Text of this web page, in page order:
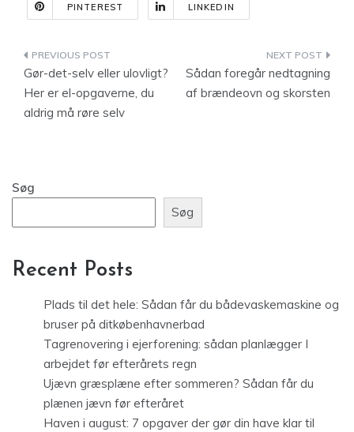
PINTEREST LINKEDIN
Indlægsnavigation
Gør-det-selv eller ulovligt?
Her er el-opgaverne, du
aldrig må røre selv
Sådan foregår nedtagning
af brændeovn og skorsten
Søg
Søg
Recent Posts
Plads til det hele: Sådan får du bådevaskemaskine og
bruser på ditkøbenhavnerbad
Tagrenovering i ejerforening: sådan planlægger I
arbejdet før efterårets regn
Ujævn græsplæne efter sommeren? Sådan får du
plænen jævn før efteråret
Haven i august: 7 opgaver der gør din have klar til